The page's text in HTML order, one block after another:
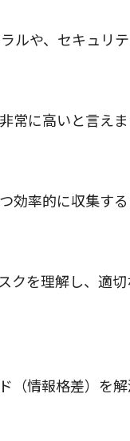
や、セキュリ
に高いと言えま
率的に収集す
クを理解し、適
情報格差）を